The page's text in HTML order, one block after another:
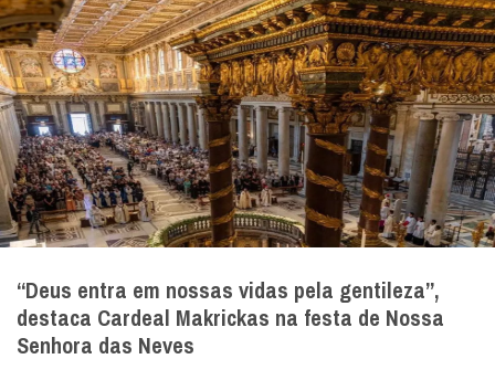
“Deus entra em nossas vidas pela gentileza”,
destaca Cardeal Makrickas na festa de Nossa
Senhora das Neves